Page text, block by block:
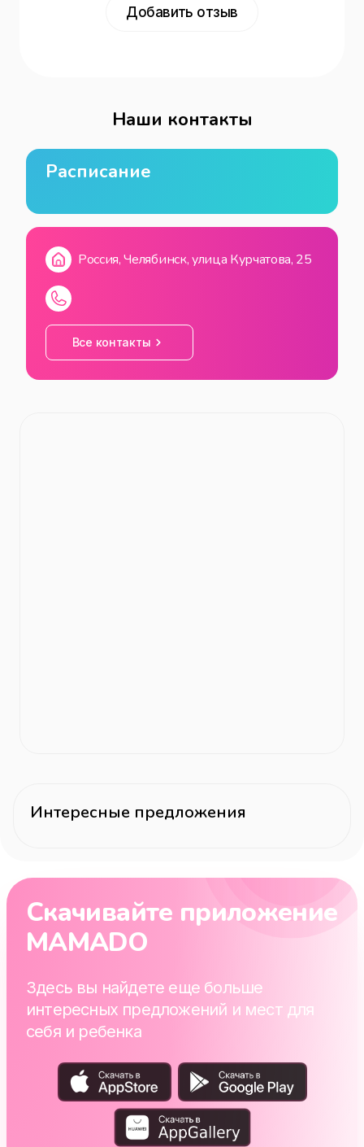
Добавить отзыв
Наши контакты
Расписание
Россия, Челябинск, улица Курчатова, 25
Все контакты
Интересные предложения
Скачивайте приложение
MAMADO
Здесь вы найдете еще больше
интересных предложений и мест для
себя и ребенка